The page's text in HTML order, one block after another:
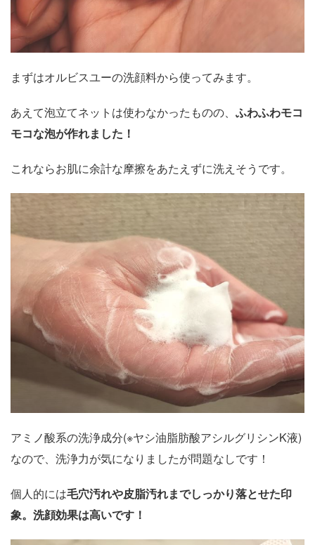
まずはオルビスユーの洗顔料から使ってみます。
あえて泡立てネットは使わなかったものの、 ふわふわモコ
モコな泡が作れました！
これならお肌に余計な摩擦をあたえずに洗えそうです。
アミノ酸系の洗浄成分(※ヤシ油脂肪酸アシルグリシンK液)
なので、洗浄力が気になりましたが問題なしです！
個人的には毛穴汚れや皮脂汚れまでしっかり落とせた印
象。洗顔効果は高いです！